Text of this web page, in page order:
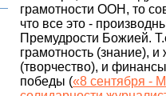
грамотности ООН, то
что все это -
Премудрости Божией.
грамотность (знание), и
(творчество), и
победы («8 сентября -